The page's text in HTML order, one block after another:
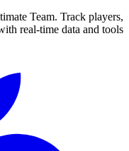
Team. Track players,
real-time data and tools.